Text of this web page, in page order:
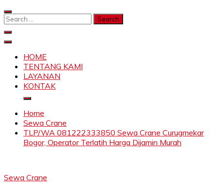
Skip
to
Search
SKYLIFTHOME
TENTANG KAMI
LAYANAN
KONTAK
Home
Sewa Crane
TLP/WA 081222333850 Sewa Crane Curugmekar
Bogor, Operator Terlatih Harga Dijamin Murah
Sewa Crane